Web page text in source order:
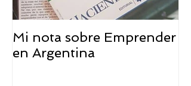
Mi nota sobre Emprender
en Argentina